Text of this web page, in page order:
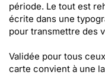
période. Le tout est
écrite dans une
pour transmettre des
Validée pour tous
carte convient à une